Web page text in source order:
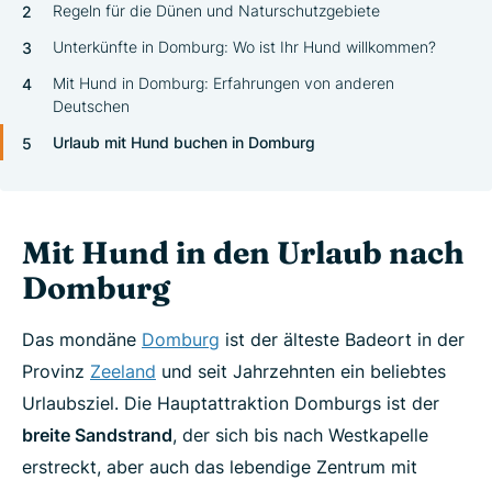
Regeln für die Dünen und Naturschutzgebiete
Unterkünfte in Domburg: Wo ist Ihr Hund willkommen?
Mit Hund in Domburg: Erfahrungen von anderen
Deutschen
Urlaub mit Hund buchen in Domburg
Mit Hund in den Urlaub nach
Domburg
Das mondäne Domburg ist der älteste Badeort in der
Provinz Zeeland und seit Jahrzehnten ein beliebtes
Urlaubsziel. Die Hauptattraktion Domburgs ist der
breite Sandstrand, der sich bis nach Westkapelle
erstreckt, aber auch das lebendige Zentrum mit